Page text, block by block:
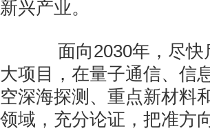
新兴产业。
面向2030年，尽快
大项目，在量子通信、信
空深海探测、重点新材料
领域，充分论证，把准方